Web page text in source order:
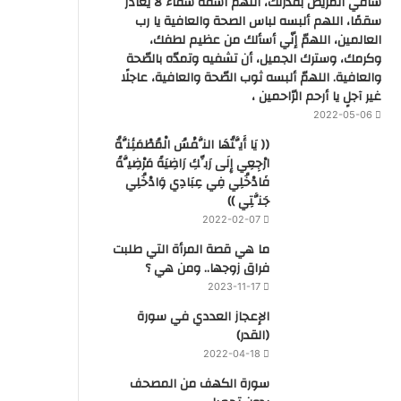
سقمًا، اللهم ألبسه لباس الصحة والعافية يا رب
العالمين، اللهمّ إنّي أسألك من عظيم لطفك،
وكرمك، وسترك الجميل، أن تشفيه وتمدّه بالصّحة
والعافية. اللهمّ ألبسه ثوب الصّحة والعافية، عاجلًا
غير آجلٍ يا أرحم الرّاحمين ،
2022-05-06
(( يَا أَيَّتُهَا النَّفْسُ الْمُطْمَئِنَّةُ
ارْجِعِي إِلَى رَبِّكِ رَاضِيَةً مَرْضِيَّةً
فَادْخُلِي فِي عِبَادِي وَادْخُلِي
جَنَّتِي ))
2022-02-07
ما هي قصة المرأة التي طلبت
فراق زوجها.. ومن هي ؟
2023-11-17
‏الإعجاز العددي في سورة
(القدر)
2022-04-18
سورة الكهف من المصحف